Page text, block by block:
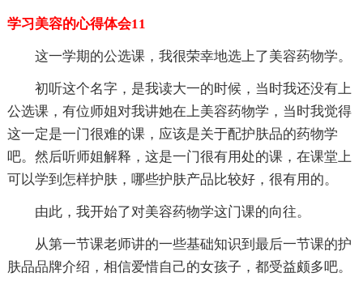
学习美容的心得体会11
这一学期的公选课，我很荣幸地选上了美容药物学。
初听这个名字，是我读大一的时候，当时我还没有上
公选课，有位师姐对我讲她在上美容药物学，当时我觉得
这一定是一门很难的课，应该是关于配护肤品的药物学
吧。然后听师姐解释，这是一门很有用处的课，在课堂上
可以学到怎样护肤，哪些护肤产品比较好，很有用的。
由此，我开始了对美容药物学这门课的向往。
从第一节课老师讲的一些基础知识到最后一节课的护
肤品品牌介绍，相信爱惜自己的女孩子，都受益颇多吧。